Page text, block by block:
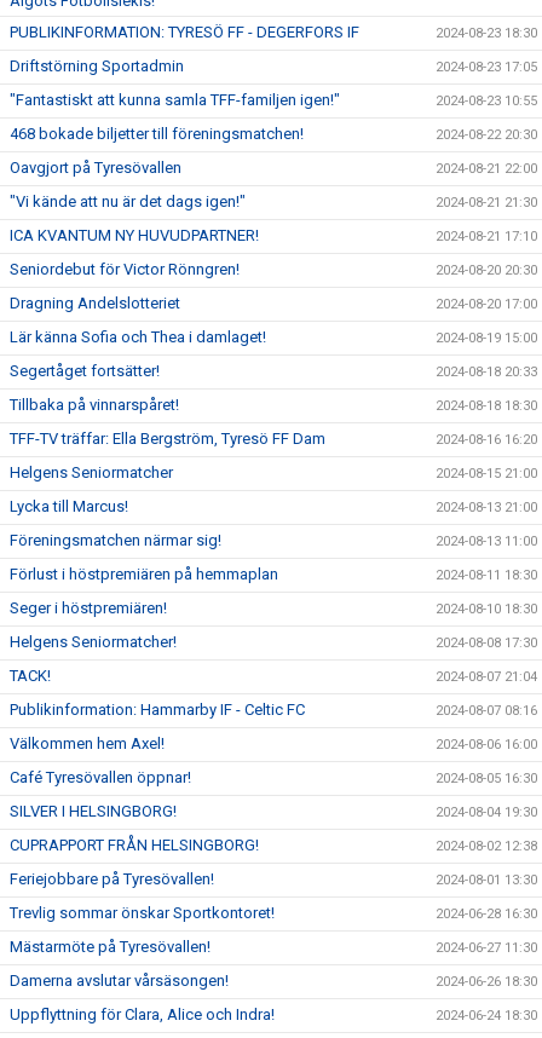
PUBLIKINFORMATION: TYRESÖ FF - DEGERFORS IF
2024-08-23 18:30
Driftstörning Sportadmin 2024-08-23 17:05
"Fantastiskt att kunna samla TFF-familjen igen!" 2024-08-23 10:55
468 bokade biljetter till föreningsmatchen! 2024-08-22 20:30
Oavgjort på Tyresövallen 2024-08-21 22:00
"Vi kände att nu är det dags igen!" 2024-08-21 21:30
ICA KVANTUM NY HUVUDPARTNER! 2024-08-21 17:10
Seniordebut för Victor Rönngren! 2024-08-20 20:30
Dragning Andelslotteriet 2024-08-20 17:00
Lär känna Sofia och Thea i damlaget! 2024-08-19 15:00
Segertåget fortsätter! 2024-08-18 20:33
Tillbaka på vinnarspåret! 2024-08-18 18:30
TFF-TV träffar: Ella Bergström, Tyresö FF Dam 2024-08-16 16:20
Helgens Seniormatcher 2024-08-15 21:00
Lycka till Marcus! 2024-08-13 21:00
Föreningsmatchen närmar sig! 2024-08-13 11:00
Förlust i höstpremiären på hemmaplan 2024-08-11 18:30
Seger i höstpremiären! 2024-08-10 18:30
Helgens Seniormatcher! 2024-08-08 17:30
TACK! 2024-08-07 21:04
Publikinformation: Hammarby IF - Celtic FC 2024-08-07 08:16
Välkommen hem Axel! 2024-08-06 16:00
Café Tyresövallen öppnar! 2024-08-05 16:30
SILVER I HELSINGBORG! 2024-08-04 19:30
CUPRAPPORT FRÅN HELSINGBORG! 2024-08-02 12:38
Feriejobbare på Tyresövallen! 2024-08-01 13:30
Trevlig sommar önskar Sportkontoret! 2024-06-28 16:30
Mästarmöte på Tyresövallen! 2024-06-27 11:30
Damerna avslutar vårsäsongen! 2024-06-26 18:30
Uppflyttning för Clara, Alice och Indra! 2024-06-24 18:30